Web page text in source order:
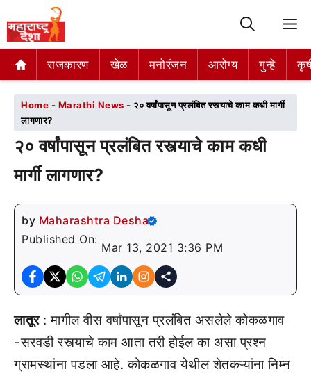
राजकारण खेळ मनोरंजन आरोग्य गुन्हे
राजकारण खेळ मनोरंजन आरोग्य गुन्हे
Home - Marathi News - २० वर्षांपासून प्रलंबित रस्त्याचे काम कधी मार्गी
लागणार?
२० वर्षांपासून प्रलंबित रस्त्याचे काम कधी
मार्गी लागणार?
by Maharashtra Desha
Published On:
Mar 13, 2021 3:36 PM
लातूर: मागील वीस वर्षांपासून प्रलंबित असलेले कोकळगाव
-सरवडी रस्त्याचे काम आता तरी होईल का असा प्रश्न
ग्रामस्थांना पडला आहे. कोकळगाव येथील शेतकऱ्यांना निम्न